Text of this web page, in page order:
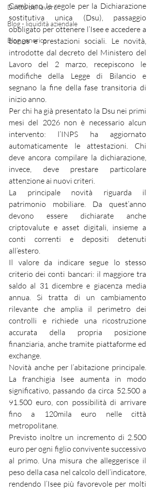
Diritto del lavoro
Blog - liquidità aziendale
Blog generico
Cambiano le regole per la Dichiarazione
sostitutiva unica (Dsu), passaggio
obbligato per ottenere l’Isee e accedere a
bonus e prestazioni sociali. Le novità,
introdotte dal decreto del Ministero del
Lavoro del 2 marzo, recepiscono le
modifiche della Legge di Bilancio e
segnano la fine della fase transitoria di
inizio anno.
Per chi ha già presentato la Dsu nei primi
mesi del 2026 non è necessario alcun
intervento: l’INPS ha aggiornato
automaticamente le attestazioni. Chi
deve ancora compilare la dichiarazione,
invece, deve prestare particolare
attenzione ai nuovi criteri.
La principale novità riguarda il
patrimonio mobiliare. Da quest’anno
devono essere dichiarate anche
criptovalute e asset digitali, insieme a
conti correnti e depositi detenuti
all’estero.
Il valore da indicare segue lo stesso
criterio dei conti bancari: il maggiore tra
saldo al 31 dicembre e giacenza media
annua. Si tratta di un cambiamento
rilevante che amplia il perimetro dei
controlli e richiede una ricostruzione
accurata della propria posizione
finanziaria, anche tramite piattaforme ed
exchange.
Novità anche per l’abitazione principale.
La franchigia Isee aumenta in modo
significativo, passando da circa 52.500 a
91.500 euro, con possibilità di arrivare
fino a 120mila euro nelle città
metropolitane.
Previsto inoltre un incremento di 2.500
euro per ogni figlio convivente successivo
al primo. Una misura che alleggerisce il
peso della casa nel calcolo dell’indicatore,
rendendo l’Isee più favorevole per molti